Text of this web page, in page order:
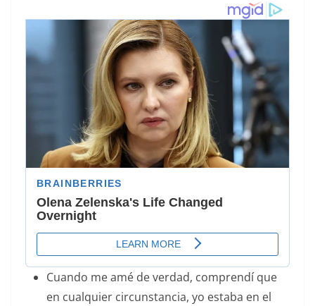
Cuando me amé de verdad, comprendí que
en cualquier circunstancia, yo estaba en el